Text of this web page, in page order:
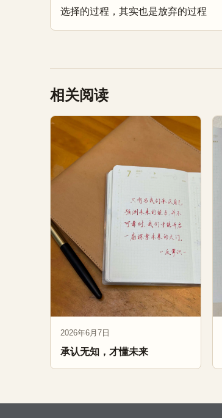
选择的过程，其实也是放弃的过程
相关阅读
2026年6月7日
承认无知，才懂未来